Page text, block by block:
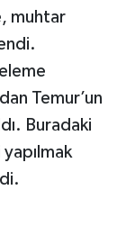
muhtar
Temur’un
Buradaki